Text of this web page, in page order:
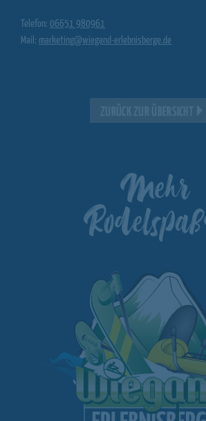
Telefon: 06651 980961
Mail: marketing@wiegand-erlebnisberge.de
Mehr